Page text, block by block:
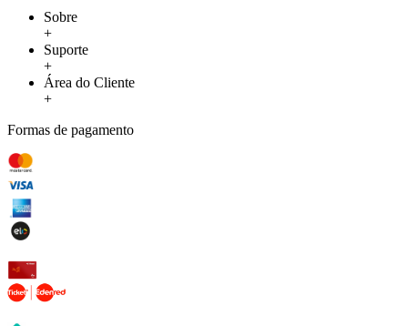
Sobre
+
Suporte
+
Área do Cliente
+
Formas de pagamento